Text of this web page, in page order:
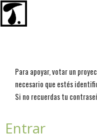
Para apoyar, votar un
necesario que estés
Si no recuerdas tu
Entrar